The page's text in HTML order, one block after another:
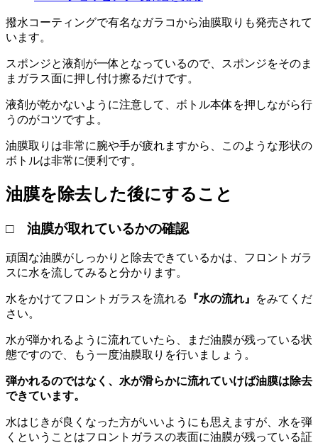
撥水コーティングで有名なガラコから油膜取りも発売されて
います。
スポンジと液剤が一体となっているので、スポンジをそのま
まガラス面に押し付け擦るだけです。
液剤が乾かないように注意して、ボトル本体を押しながら行
うのがコツですよ。
油膜取りは非常に腕や手が疲れますから、このような形状の
ボトルは非常に便利です。
油膜を除去した後にすること
□ 油膜が取れているかの確認
頑固な油膜がしっかりと除去できているかは、フロントガラ
スに水を流してみると分かります。
水をかけてフロントガラスを流れる 『水の流れ』
をみてくだ
さい。
水が弾かれるように流れていたら、まだ油膜が残っている状
態ですので、もう一度油膜取りを行いましょう。
弾かれるのではなく、水が滑らかに流れていけば油膜は除去
できています。
水はじきが良くなった方がいいようにも思えますが、水を弾
くということはフロントガラスの表面に油膜が残っている証